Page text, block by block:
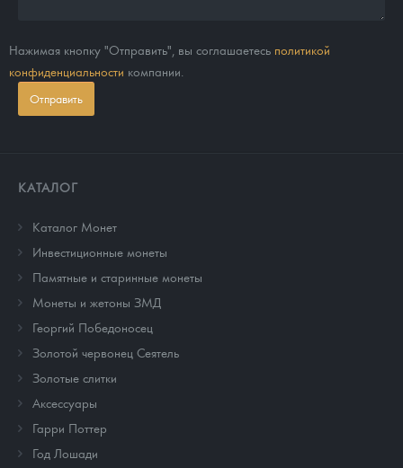
Нажимая кнопку "Отправить", вы соглашаетесь политикой
конфиденциальности компании.
Отправить
КАТАЛОГ
Каталог Монет
Инвестиционные монеты
Памятные и старинные монеты
Монеты и жетоны ЗМД
Георгий Победоносец
Золотой червонец Сеятель
Золотые слитки
Аксессуары
Гарри Поттер
Год Лошади